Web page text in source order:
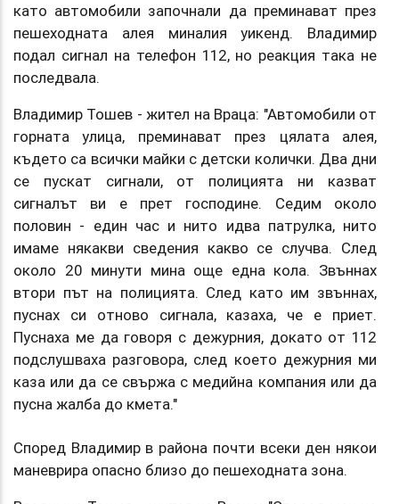
като автомобили започнали да преминават през
пешеходната алея миналия уикенд. Владимир
подал сигнал на телефон 112, но реакция така не
последвала.
Владимир Тошев - жител на Враца: "Автомобили от
горната улица, преминават през цялата алея,
където са всички майки с детски колички. Два дни
се пускат сигнали, от полицията ни казват
сигналът ви е прет господине. Седим около
половин - един час и нито идва патрулка, нито
имаме някакви сведения какво се случва. След
около 20 минути мина още една кола. Звъннах
втори път на полицията. След като им звъннах,
пуснах си отново сигнала, казаха, че е приет.
Пуснаха ме да говоря с дежурния, докато от 112
подслушваха разговора, след което дежурния ми
каза или да се свържа с медийна компания или да
пусна жалба до кмета."
Според Владимир в района почти всеки ден някои
маневрира опасно близо до пешеходната зона.